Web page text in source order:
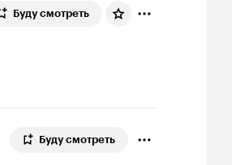
Буду смотреть
Буду смотреть